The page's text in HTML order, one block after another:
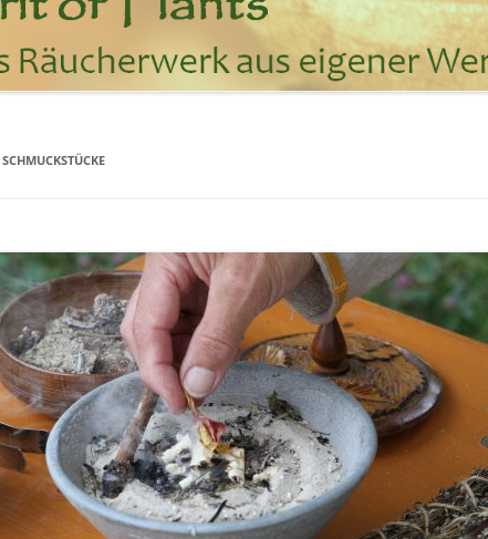
IM KÖRPER
JAHRESKREISFESTE – SONNENLAUF
DIE ELEMENTE UND DAS SPIEL DER
NATURWESEN UND -KRÄFTE
INDIANER AMERIKAS
JAPAN STYLE
WEIHNACHTEN UND DIE
RAUHNÄCHTE
SCHMUCKSTÜCKE